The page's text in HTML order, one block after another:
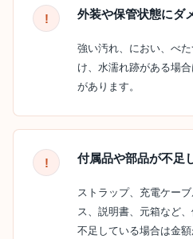
外装や保管状態にダ
強い汚れ、におい、べ
け、水濡れ跡がある場
があります。
付属品や部品が不足
ストラップ、充電ケー
ス、説明書、元箱など
不足している場合は金額